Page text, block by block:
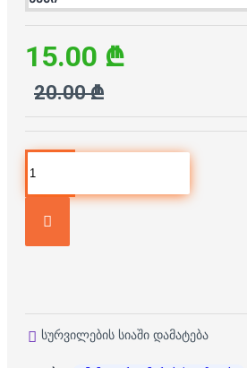
15.00 ₾
20.00 ₾
სურვილების სიაში დამატება